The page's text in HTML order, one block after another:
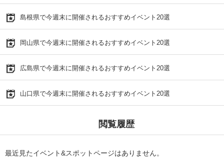
島根県で今週末に開催されるおすすめイベント20選
岡山県で今週末に開催されるおすすめイベント20選
広島県で今週末に開催されるおすすめイベント20選
山口県で今週末に開催されるおすすめイベント20選
閲覧履歴
最近見たイベント&スポットページはありません。